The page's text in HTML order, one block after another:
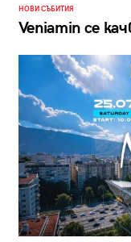
НОВИ СЪБИТИЯ
Veniamin се